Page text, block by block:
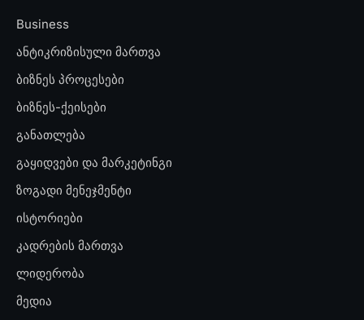
Business
ანტიკრიზისული მართვა
ბიზნეს პროცესები
ბიზნეს-ქეისები
განათლება
გაყიდვები და მარკეტინგი
ზოგადი მენეჯმენტი
ისტორიები
კადრების მართვა
ლიდერობა
მედია